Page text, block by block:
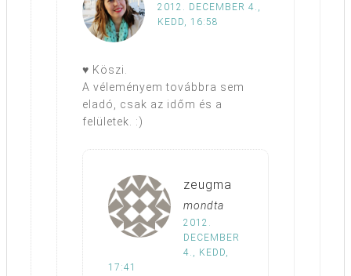
2012. DECEMBER 4.,
KEDD, 16:58
♥ Köszi.
A véleményem továbbra sem
eladó, csak az időm és a
felületek. :)
zeugma
mondta
2012.
DECEMBER
4., KEDD,
17:41